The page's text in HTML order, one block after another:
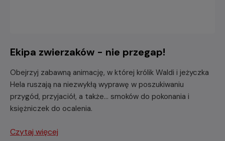
Ekipa zwierzaków - nie przegap!
Obejrzyj zabawną animację, w której królik Waldi i jeżyczka
Hela ruszają na niezwykłą wyprawę w poszukiwaniu
przygód, przyjaciół, a także... smoków do pokonania i
księżniczek do ocalenia.
Czytaj więcej